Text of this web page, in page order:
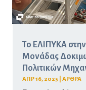
Το ΕΛΙΠΥΚΑ
Μονάδας
Πολιτικών
ΑΠΡ 16, 2025 ΑΡΘΡΑ